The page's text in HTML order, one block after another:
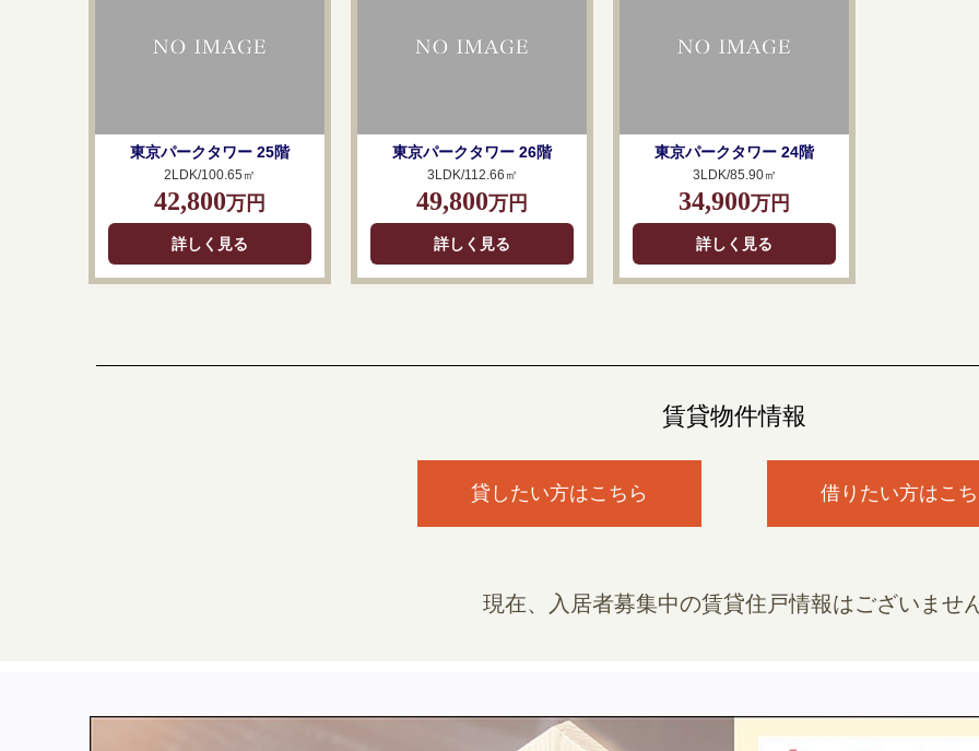
東京パークタワー 25階
2LDK/100.65㎡
42,800万円
詳しく見る
東京パークタワー 26階
3LDK/112.66㎡
49,800万円
詳しく見る
東京パークタワー 24階
3LDK/85.90㎡
34,900万円
詳しく見る
賃貸物件情報
貸したい方はこちら 借りたい方はこ
現在、入居者募集中の賃貸住戸情報はございませ